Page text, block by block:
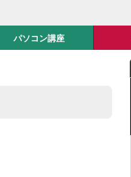
パソコン講座